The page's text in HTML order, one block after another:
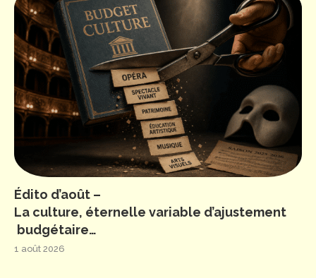
Édito d’août –
La culture, éternelle variable d’ajustement
budgétaire…
1 août 2026